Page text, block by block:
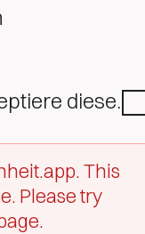
diese.
This
Please try